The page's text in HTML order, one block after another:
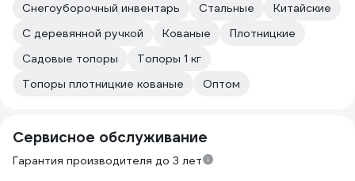
Снегоуборочный инвентарь
Стальные
Китайские
С деревянной ручкой
Кованые
Плотницкие
Садовые топоры
Топоры 1 кг
Топоры плотницкие кованые
Оптом
Сервисное обслуживание
Гарантия производителя до 3 лет